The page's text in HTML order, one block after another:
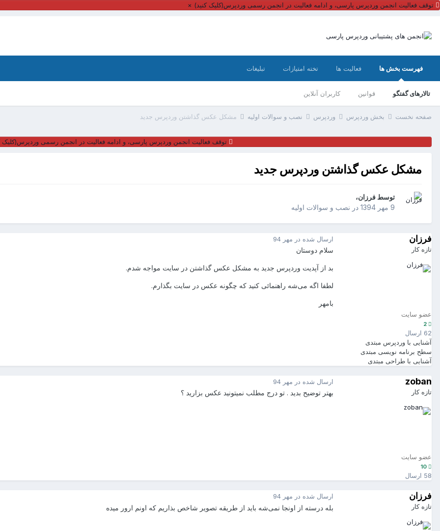
توقف فعالیت انجمن وردپرس پارسی، و ادامه فعالیت در انجمن رسمی وردپرس(کلیک کنید) ×
فهرست بخش ها
تالارهای گفتگو قوانین کاربران آنلاین
فعالیت ها تخته امتیازات تبلیغات
صفحه نخست بخش وردپرس وردپرس نصب و سوالات اولیه مشکل عکس گذاشتن وردپرس جدید
توقف فعالیت انجمن وردپرس پارسی، و ادامه فعالیت در انجمن رسمی وردپرس(کلیک
مشکل عکس گذاشتن وردپرس جدید
توسط فرزان،
9 مهر 1394
در نصب و سوالات اولیه
فرزان
تازه کار
عضو سایت
62 ارسال
آشنایی با وردپرس مبتدی
سطح برنامه نویسی مبتدی
آشنایی با طراحی مبتدی
ارسال شده در مهر 94
سلام دوستان
بد از آپدیت وردپرس جدید به مشکل عکس گذاشتن در سایت مواجه شدم.
لطفا اگه می‌شه راهنمائی کنید که چگونه عکس در سایت بگذارم.
بامهر
zoban
تازه کار
عضو سایت
58 ارسال
ارسال شده در مهر 94
بهتر توضیح بدید . تو درج مطلب نمیتونید عکس بزارید ؟
فرزان
تازه کار
ارسال شده در مهر 94
بله درسته از اونجا نمی‌شه باید از طریقه تصویر شاخص بذاریم که اونم ارور میده